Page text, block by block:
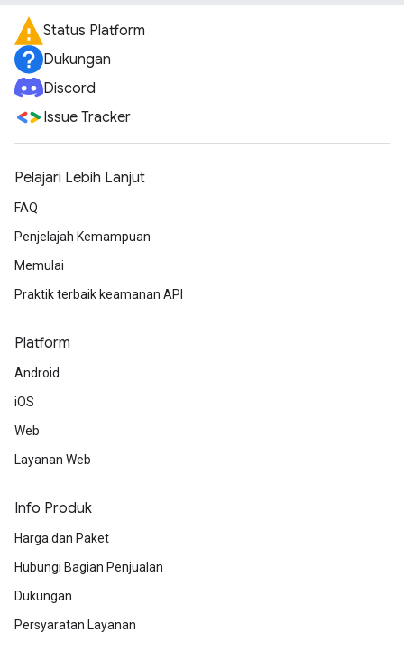
Status Platform
Dukungan
Discord
Issue Tracker
Pelajari Lebih Lanjut
FAQ
Penjelajah Kemampuan
Memulai
Praktik terbaik keamanan API
Platform
Android
iOS
Web
Layanan Web
Info Produk
Harga dan Paket
Hubungi Bagian Penjualan
Dukungan
Persyaratan Layanan